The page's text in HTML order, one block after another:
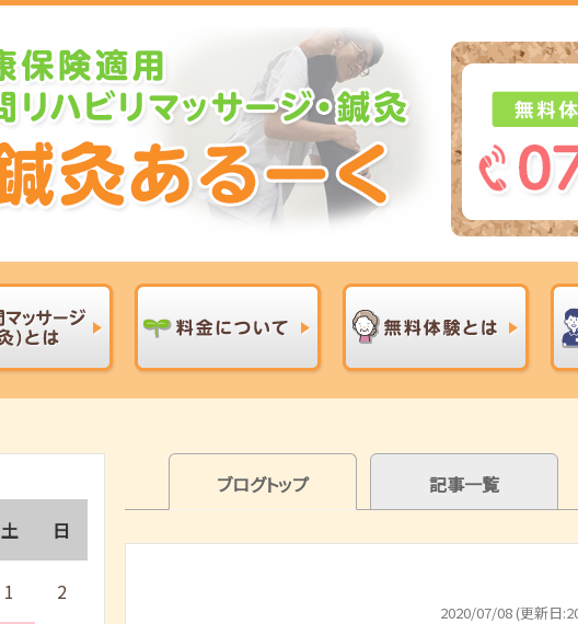
ブログトップ 記事一覧
2020/07/08 (更新日
土 日
1 2